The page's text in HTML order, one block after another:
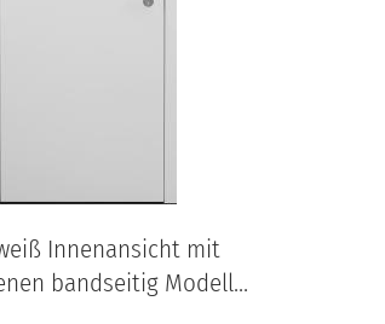
Innenansicht mit
bandseitig Modell...